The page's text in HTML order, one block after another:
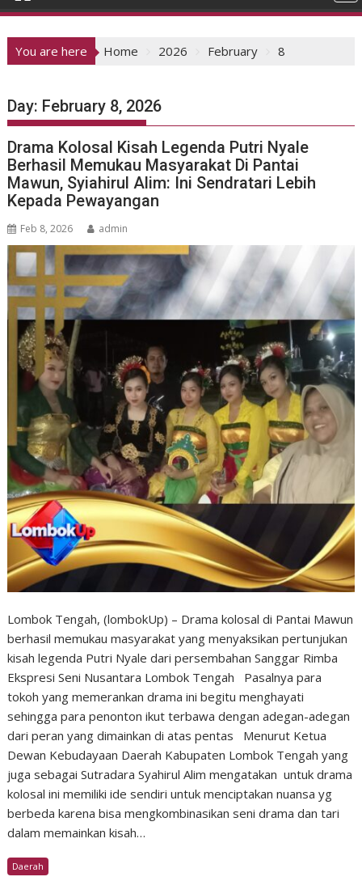
You are here Home 2026 February 8
Day: February 8, 2026
Drama Kolosal Kisah Legenda Putri Nyale
Berhasil Memukau Masyarakat Di Pantai
Mawun, Syiahirul Alim: Ini Sendratari Lebih
Kepada Pewayangan
Feb 8, 2026 admin
Lombok Tengah, (lombokUp) – Drama kolosal di Pantai Mawun
berhasil memukau masyarakat yang menyaksikan pertunjukan
kisah legenda Putri Nyale dari persembahan Sanggar Rimba
Ekspresi Seni Nusantara Lombok Tengah Pasalnya para
tokoh yang memerankan drama ini begitu menghayati
sehingga para penonton ikut terbawa dengan adegan-adegan
dari peran yang dimainkan di atas pentas Menurut Ketua
Dewan Kebudayaan Daerah Kabupaten Lombok Tengah yang
juga sebagai Sutradara Syahirul Alim mengatakan untuk drama
kolosal ini memiliki ide sendiri untuk menciptakan nuansa yg
berbeda karena bisa mengkombinasikan seni drama dan tari
dalam memainkan kisah…
Daerah